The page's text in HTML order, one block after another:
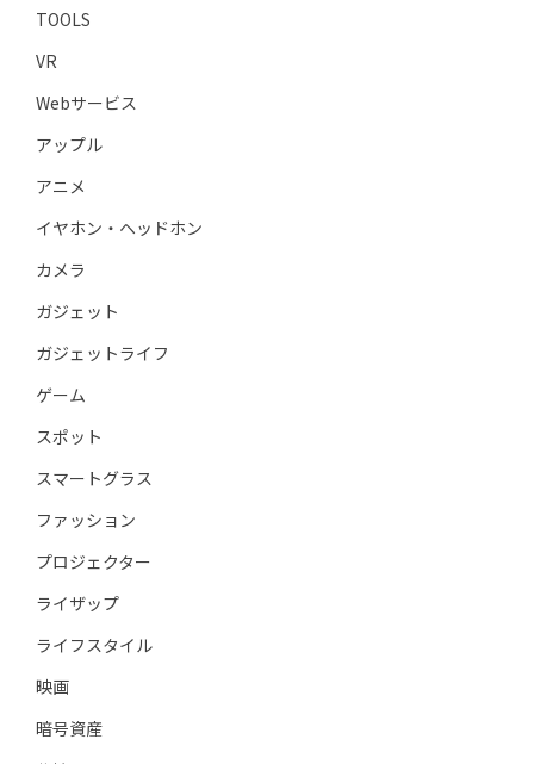
TOOLS
VR
Webサービス
アップル
アニメ
イヤホン・ヘッドホン
カメラ
ガジェット
ガジェットライフ
ゲーム
スポット
スマートグラス
ファッション
プロジェクター
ライザップ
ライフスタイル
映画
暗号資産